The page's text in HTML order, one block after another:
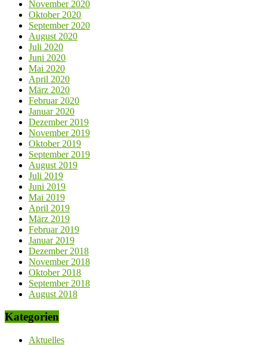
November 2020
Oktober 2020
September 2020
August 2020
Juli 2020
Juni 2020
Mai 2020
April 2020
März 2020
Februar 2020
Januar 2020
Dezember 2019
November 2019
Oktober 2019
September 2019
August 2019
Juli 2019
Juni 2019
Mai 2019
April 2019
März 2019
Februar 2019
Januar 2019
Dezember 2018
November 2018
Oktober 2018
September 2018
August 2018
Kategorien
Aktuelles